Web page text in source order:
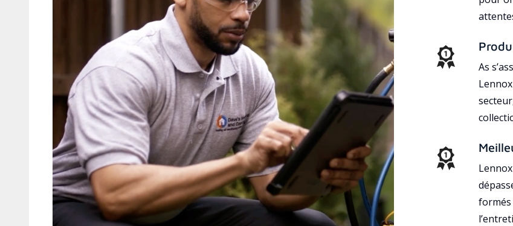
As
formés